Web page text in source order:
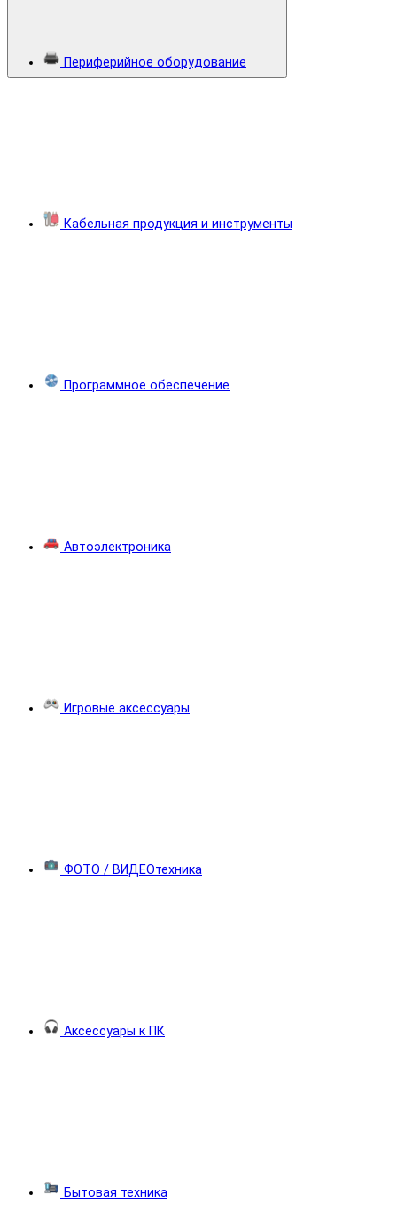
Периферийное оборудование
Кабельная продукция и инструменты
Программное обеспечение
Автоэлектроника
Игровые аксессуары
ФОТО / ВИДЕОтехника
Аксессуары к ПК
Бытовая техника